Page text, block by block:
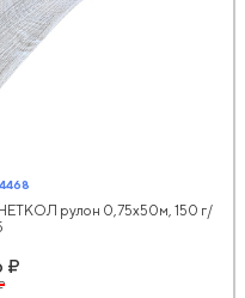
рулон 0,75х50м, 150 г/
₽